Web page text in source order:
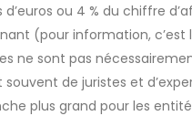
d’euros ou 4 % du chiffre
(pour information,
ne sont pas
de juristes et
plus grand pour les